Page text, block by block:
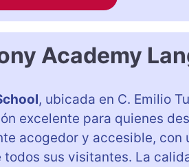
Academy
, ubicada en C. Emilio
excelente para quienes
acogedor y accesible,
sus visitantes. La